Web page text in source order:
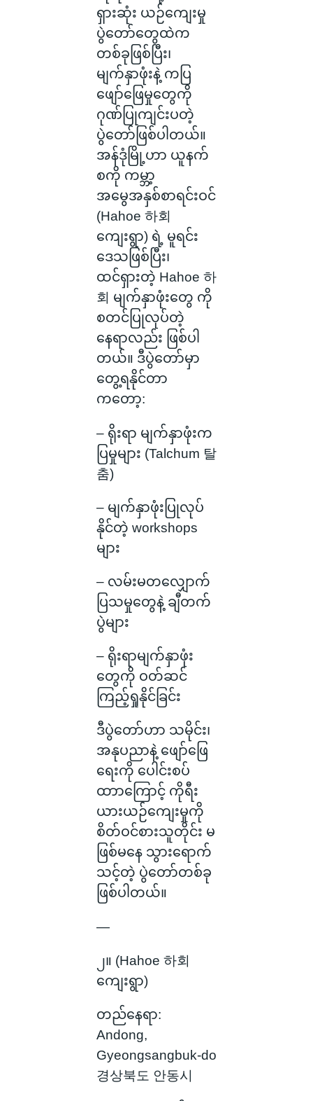
ရှားဆုံး ယဉ်ကျေးမှု
ပွဲတော်တွေထဲက
တစ်ခုဖြစ်ပြီး၊
မျက်နှာဖုံးနဲ့ ကပြ
ဖျော်ဖြေမှုတွေကို
ဂုဏ်ပြုကျင်းပတဲ့
ပွဲတော်ဖြစ်ပါတယ်။
အန်ဒုံမြို့ဟာ ယူနက်
စကို ကမ္ဘာ့
အမွေအနှစ်စာရင်းဝင်
(Hahoe 하회
ကျေးရွာ) ရဲ့ မူရင်း
ဒေသဖြစ်ပြီး၊
ထင်ရှားတဲ့ Hahoe 하
회 မျက်နှာဖုံးတွေ ကို
စတင်ပြုလုပ်တဲ့
နေရာလည်း ဖြစ်ပါ
တယ်။ ဒီပွဲတော်မှာ
တွေ့ရနိုင်တာ
ကတော့:
– ရိုးရာ မျက်နှာဖုံးက
ပြမှုများ (Talchum 탈
춤)
– မျက်နှာဖုံးပြုလုပ်
နိုင်တဲ့ workshops
များ
– လမ်းမတလျှောက်
ပြသမှုတွေနဲ့ ချီတက်
ပွဲများ
– ရိုးရာမျက်နှာဖုံး
တွေကို ဝတ်ဆင်
ကြည့်ရှုနိုင်ခြင်း
ဒီပွဲတော်ဟာ သမိုင်း၊
အနုပညာနဲ့ ဖျော်ဖြေ
ရေးကို ပေါင်းစပ်
ထာာကြောင့် ကိုရီး
ယားယဉ်ကျေးမှုကို
စိတ်ဝင်စားသူတိုင်း မ
ဖြစ်မနေ သွားရောက်
သင့်တဲ့ ပွဲ‌တော်တစ်ခု
ဖြစ်ပါတယ်။
—
၂။ (Hahoe 하회
ကျေးရွာ)
တည်နေရာ:
Andong,
Gyeongsangbuk-do
경상북도 안동시